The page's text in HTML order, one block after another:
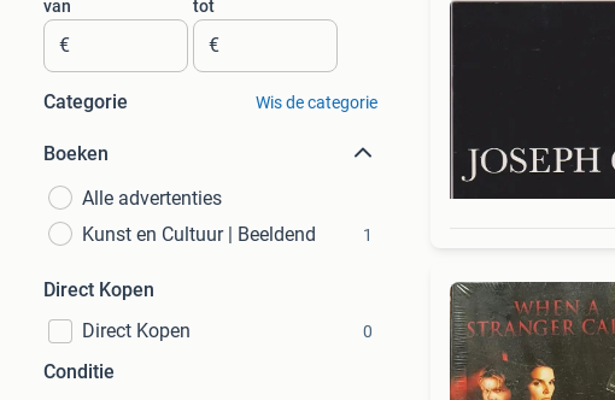
van
€
tot
€
Categorie Wis de categorie
Boeken
Alle advertenties
Kunst en Cultuur | Beeldend
1
Direct Kopen
Direct Kopen
0
Conditie